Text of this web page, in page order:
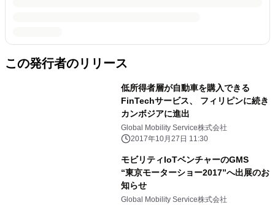
この発行者のリリース
低所得者層が自動車を購入できる
FinTechサービス、 フィリピンに続き
カンボジアに進出
Global Mobility Service株式会社
2017年10月27日 11:30
モビリティIoTベンチャーのGMS
“東京モーターショー2017”へ出展のお
知らせ
Global Mobility Service株式会社